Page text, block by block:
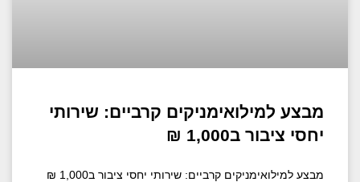
מבצע למילואימניקים קרביים: שירותי
יחסי ציבור ב1,000 ₪
מבצע למילואימניקים קרביים: שירותי יחסי ציבור ב1,000 ₪